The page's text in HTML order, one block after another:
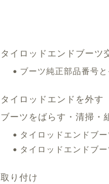
タイロッドエンドブーツ
ブーツ純正部品番号
タイロッドエンドを外す
ブーツをばらす・清掃・
タイロッドエンドブ
タイロッドエンドブ
取り付け